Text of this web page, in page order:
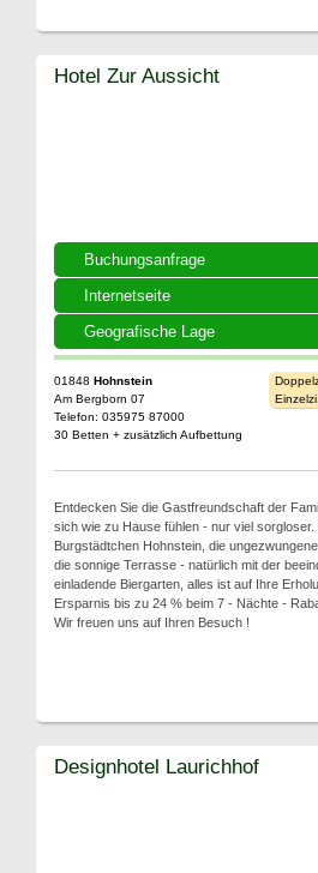
Buchungsanfrage
Internetseite
Geografische Lage
Hotel Zur Aussicht
01848 Hohnstein
Am Bergborn 07
Telefon: 035975 87000
30 Betten + zusätzlich Aufbettung
Entdecken Sie die Gastfreundschaft der
sich wie zu Hause fühlen - nur viel
Burgstädtchen Hohnstein, die
die sonnige Terrasse - natürlich mit der
einladende Biergarten, alles ist auf Ihre
Ersparnis bis zu 24 % beim 7 - Nächte -
Wir freuen uns auf Ihren Besuch !
Designhotel Laurichhof